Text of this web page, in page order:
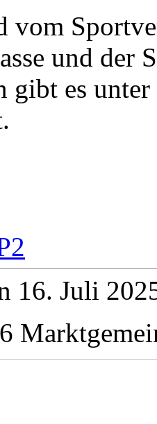
vom
und der
gibt es unter
16. Juli